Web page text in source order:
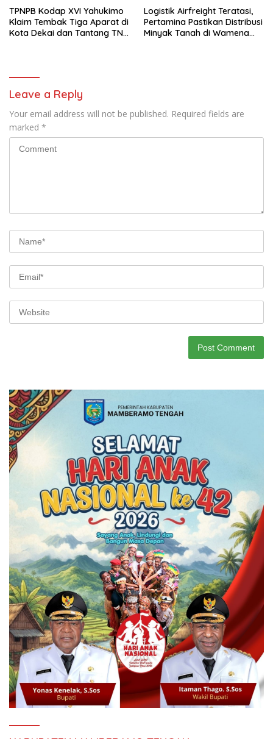
TPNPB Kodap XVI Yahukimo
Klaim Tembak Tiga Aparat di
Kota Dekai dan Tantang TNI-
Logistik Airfreight Teratasi,
Pertamina Pastikan Distribusi
Minyak Tanah di Wamena
Leave a Reply
Your email address will not be published. Required fields are
marked *